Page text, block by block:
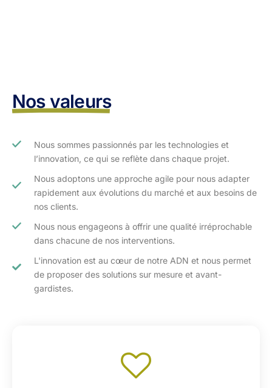
Nos valeurs
Nous sommes passionnés par les technologies et
l’innovation, ce qui se reflète dans chaque projet.
Nous adoptons une approche agile pour nous adapter
rapidement aux évolutions du marché et aux besoins de
nos clients.​
Nous nous engageons à offrir une qualité irréprochable
dans chacune de nos interventions.
L'innovation est au cœur de notre ADN et nous permet
de proposer des solutions sur mesure et avant-
gardistes.